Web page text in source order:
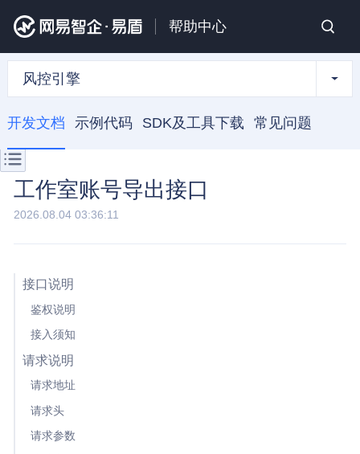
帮助中心
风控引擎
开发文档 示例代码 SDK及工具下载 常见问题
工作室账号导出接口
2026.08.04 03:36:11
接口说明
鉴权说明
接入须知
请求说明
请求地址
请求头
请求参数